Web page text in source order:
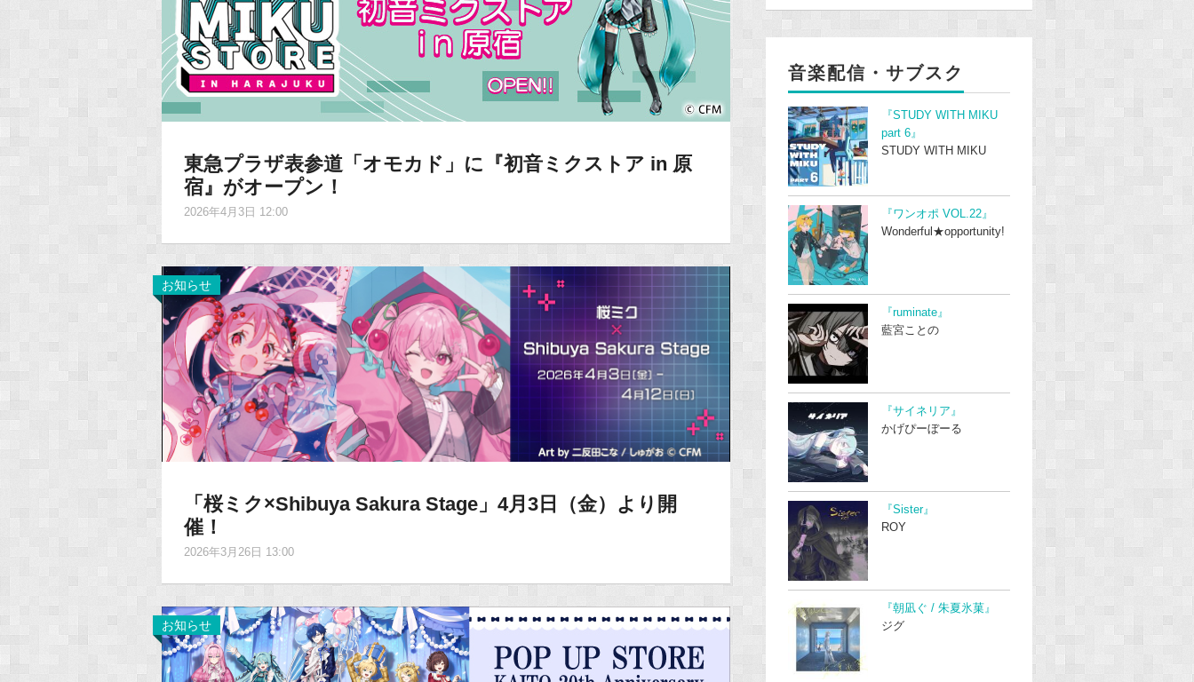
東急プラザ表参道「オモカド」に『初音ミクストア in 原
宿』がオープン！
2026年4月3日 12:00
お知らせ
「桜ミク×Shibuya Sakura Stage」4月3日（金）より開
催！
2026年3月26日 13:00
お知らせ
音楽配信・サブスク
『STUDY WITH MIKU
part 6』
STUDY WITH MIKU
『ワンオポ VOL.22』
Wonderful★opportunity!
『ruminate』
藍宮ことの
『サイネリア』
かげぴーぼーる
『Sister』
ROY
『朝凪ぐ / 朱夏氷菓』
ジグ